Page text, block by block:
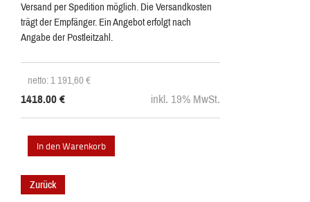
Versand per Spedition möglich. Die Versandkosten
trägt der Empfänger. Ein Angebot erfolgt nach
Angabe der Postleitzahl.
netto: 1 191,60 €
1418.00 € inkl. 19% MwSt.
Zurück